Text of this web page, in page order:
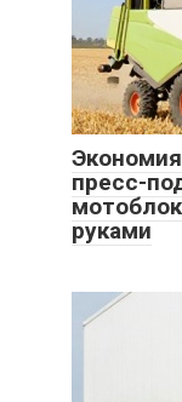
пресс-
руками